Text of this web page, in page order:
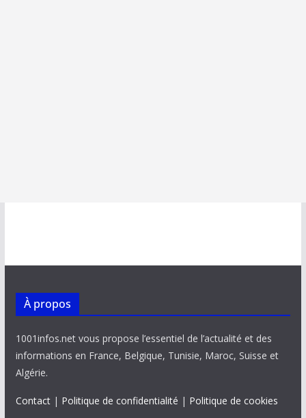
À propos
1001infos.net vous propose l’essentiel de l’actualité et des
informations en France, Belgique, Tunisie, Maroc, Suisse et
Algérie.
Contact| Politique de confidentialité | Politique de cookies